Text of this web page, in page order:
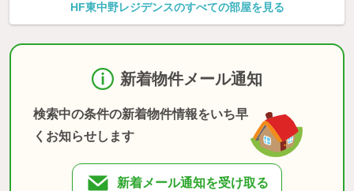
HF東中野レジデンスのすべての部屋を見る
新着物件メール通知
検索中の条件の新着物件情報をいち早
くお知らせします
新着メール通知を受け取る